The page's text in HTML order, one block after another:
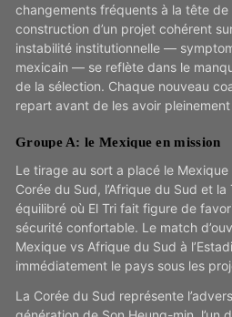
changements fréquents à la tête de
construction d’un projet cohérent
instabilité institutionnelle —
mexicain — se reflète dans le
de la sélection. Chaque nouveau
repart avant de les avoir
Groupe A: le Mexique en mission
Le tirage au sort a placé le
Corée du Sud, l’Afrique du Sud et
équilibré où El Tri fait figure de
sécurité confortable. Le match
Mexique vs Afrique du Sud à
immédiatement le pays sous les
La Corée du Sud représente